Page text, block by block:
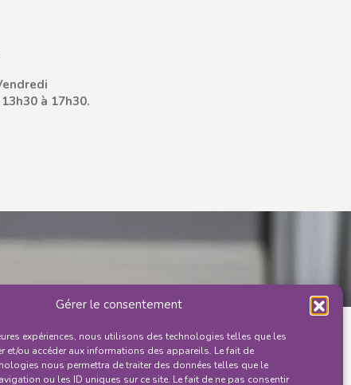
Gérer le consentement
expériences, nous utilisons des technologies telles que les
et/ou accéder aux informations des appareils. Le fait de
nous permettra de traiter des données telles que le
ou les ID uniques sur ce site. Le fait de ne pas consentir
à 17h30.